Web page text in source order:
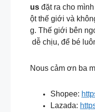
us đặt ra cho
ột thế giới và
g. Thế giới bên
dễ chịu, để bé
Nous cảm ơn ba
Shopee:
Lazada: